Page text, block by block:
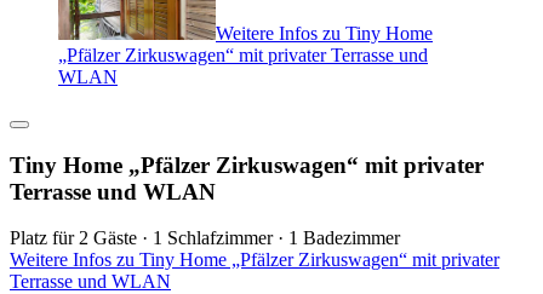
Weitere Infos zu Tiny Home
„Pfälzer Zirkuswagen“ mit privater Terrasse und
WLAN
Tiny Home „Pfälzer Zirkuswagen“ mit privater
Terrasse und WLAN
Platz für 2 Gäste · 1 Schlafzimmer · 1 Badezimmer
Weitere Infos zu Tiny Home „Pfälzer Zirkuswagen“ mit privater
Terrasse und WLAN